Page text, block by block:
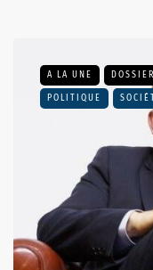
A LA UNE
POLITIQUE